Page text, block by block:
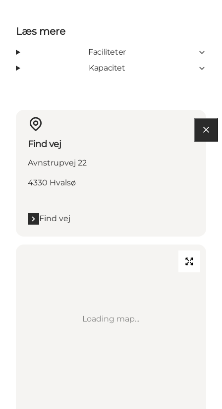
Læs mere
Faciliteter
Kapacitet
Find vej
Avnstrupvej 22
4330 Hvalsø
Find vej
Loading map...